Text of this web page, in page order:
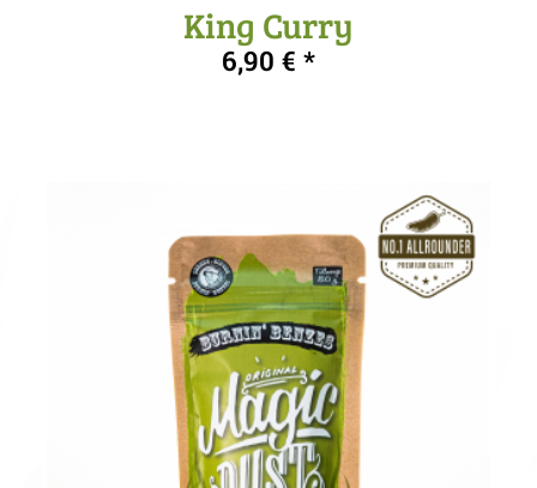
5.00
King Curry
6,90 €